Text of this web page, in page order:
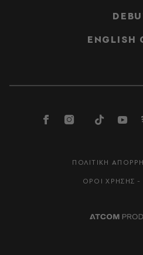
ENGLISH
ΠΟΛΙΤΙΚΗ
ΟΡΟΙ ΧΡΗΣΗΣ -